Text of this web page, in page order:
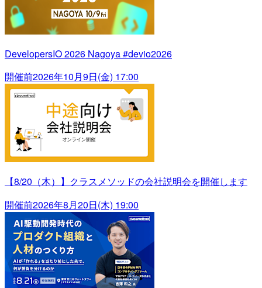
DevelopersIO 2026 Nagoya #devio2026
開催前2026年10月9日(金) 17:00
【8/20（木）】クラスメソッドの会社説明会を開催します
開催前2026年8月20日(木) 19:00